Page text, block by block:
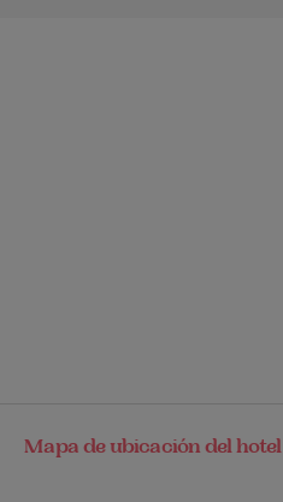
Mapa de ubicación del hotel